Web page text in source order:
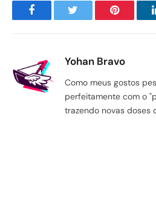
Facebook
Yohan Bravo
Como meus gostos
perfeitamente com o
trazendo novas doses